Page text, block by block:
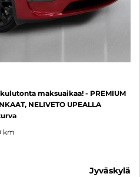
maksuaikaa! - PREMIUM
NELIVETO UPEALLA
km
jyväskylä